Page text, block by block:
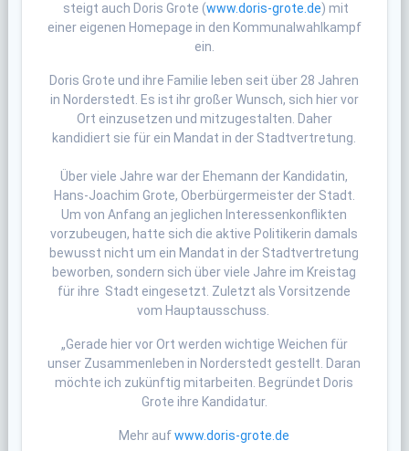
steigt auch Doris Grote (www.doris-grote.de) mit
einer eigenen Homepage in den Kommunalwahlkampf
ein.
Doris Grote und ihre Familie leben seit über 28 Jahren
in Norderstedt. Es ist ihr großer Wunsch, sich hier vor
Ort einzusetzen und mitzugestalten. Daher
kandidiert sie für ein Mandat in der Stadtvertretung.
Über viele Jahre war der Ehemann der Kandidatin,
Hans-Joachim Grote, Oberbürgermeister der Stadt.
Um von Anfang an jeglichen Interessenkonflikten
vorzubeugen, hatte sich die aktive Politikerin damals
bewusst nicht um ein Mandat in der Stadtvertretung
beworben, sondern sich über viele Jahre im Kreistag
für ihre Stadt eingesetzt. Zuletzt als Vorsitzende
vom Hauptausschuss.
„Gerade hier vor Ort werden wichtige Weichen für
unser Zusammenleben in Norderstedt gestellt. Daran
möchte ich zukünftig mitarbeiten. Begründet Doris
Grote ihre Kandidatur.
Mehr aufwww.doris-grote.de